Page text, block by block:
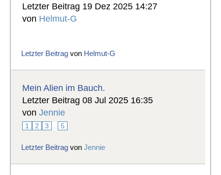
Letzter Beitrag 19 Dez 2025 14:27
von Helmut-G
Letzter Beitrag von Helmut-G
Mein Alien im Bauch.
Letzter Beitrag 08 Jul 2025 16:35
vonJennie
1 2 3 5
Letzter Beitrag vonJennie